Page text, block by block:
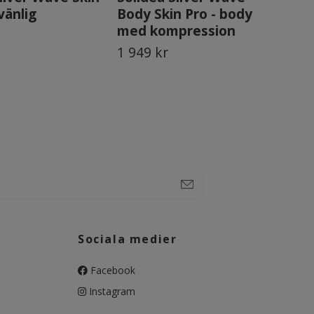
Body Skin Pro - body
med kompression
1 949 kr
Sociala medier
Facebook
Instagram